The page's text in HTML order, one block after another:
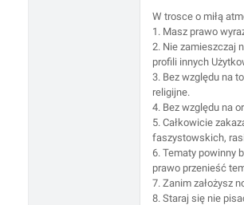
W trosce o miłą
1. Masz prawo
2. Nie zamieszczaj
profili innych
3. Bez względu na
religijne.
4. Bez względu na
5. Całkowicie
faszystowskich,
6. Tematy powinny
prawo przenieść
7. Zanim założysz
8. Staraj się nie